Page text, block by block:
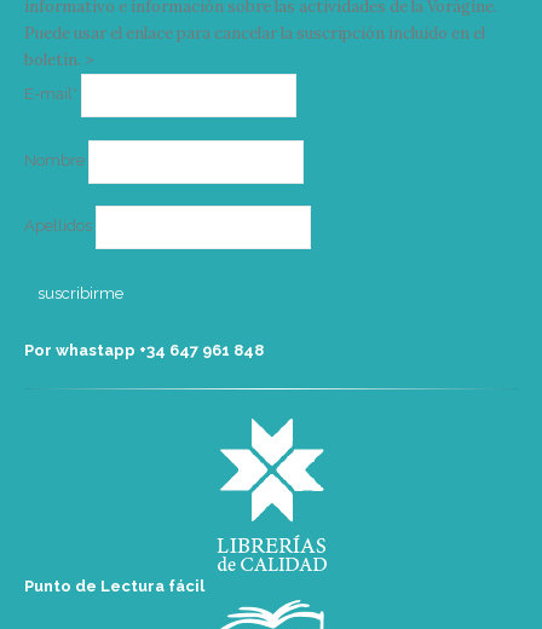
informativo e información sobre las actividades de la Vorágine.
Puede usar el enlace para cancelar la suscripción incluido en el
boletín. >
E-mail*
Nombre
Apellidos
Por whastapp +34 ‭647 961 848‬
Punto de Lectura fácil